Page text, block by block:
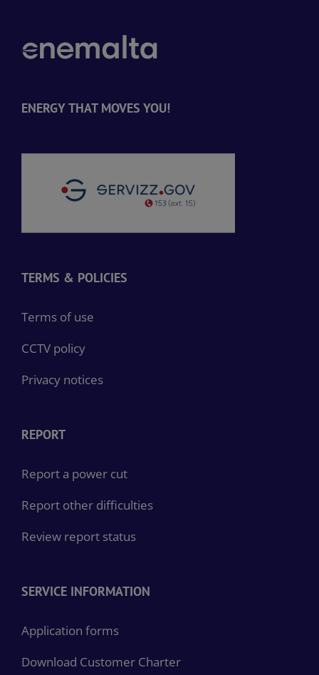
ENERGY THAT MOVES YOU!
TERMS & POLICIES
Terms of use
CCTV policy
Privacy notices
REPORT
Report a power cut
Report other difficulties
Review report status
SERVICE INFORMATION
Application forms
Download Customer Charter